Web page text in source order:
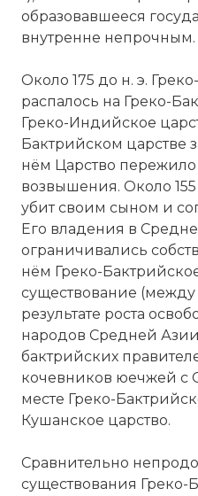
образовавшееся
внутренне непрочным.
Около 175 до н. э.
распалось на Греко-
Греко-Индийское
Бактрийском царстве
нём Царство
возвышения. Около
убит своим сыном и
Его владения в
ограничивались
нём Греко-
существование (между
результате роста
народов Средней
бактрийских
кочевников юечжей с
месте Греко-
Кушанское царство.
Сравнительно
существования Греко-